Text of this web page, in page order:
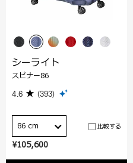
¥105,600
シーライト
スピナー86
4.6 (393)
86 cm 比較する